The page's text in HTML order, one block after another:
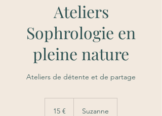
Ateliers
Sophrologie en
pleine nature
Ateliers de détente et de partage
15 € Suzanne